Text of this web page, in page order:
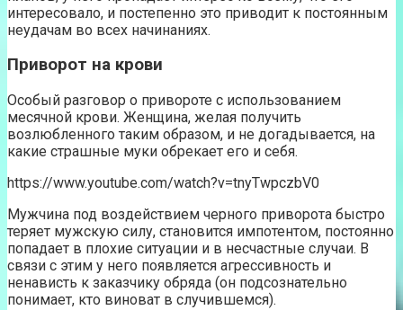
интересовало, и постепенно это приводит к постоянным
неудачам во всех начинаниях.
Приворот на крови
Особый разговор о привороте с использованием
месячной крови. Женщина, желая получить
возлюбленного таким образом, и не догадывается, на
какие страшные муки обрекает его и себя.
https://www.youtube.com/watch?v=tnyTwpczbV0
Мужчина под воздействием черного приворота быстро
теряет мужскую силу, становится импотентом, постоянно
попадает в плохие ситуации и в несчастные случаи. В
связи с этим у него появляется агрессивность и
ненависть к заказчику обряда (он подсознательно
понимает, кто виноват в случившемся).